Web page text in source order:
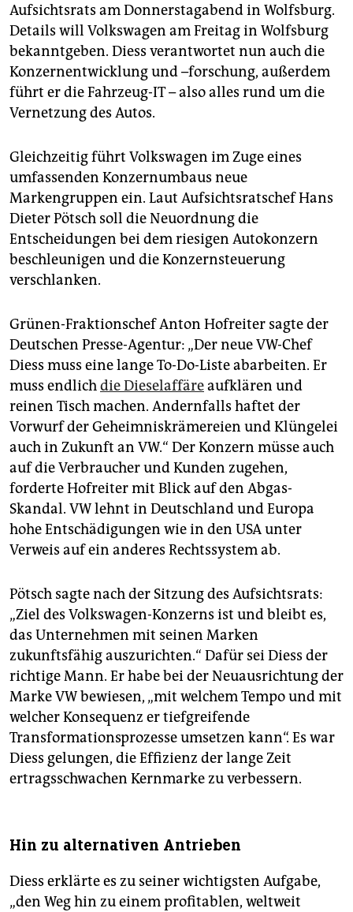
Aufsichtsrats am Donnerstagabend in Wolfsburg.
Details will Volkswagen am Freitag in Wolfsburg
bekanntgeben. Diess verantwortet nun auch die
Konzernentwicklung und –forschung, außerdem
führt er die Fahrzeug-IT – also alles rund um die
Vernetzung des Autos.
Gleichzeitig führt Volkswagen im Zuge eines
umfassenden Konzernumbaus neue
Markengruppen ein. Laut Aufsichtsratschef Hans
Dieter Pötsch soll die Neuordnung die
Entscheidungen bei dem riesigen Autokonzern
beschleunigen und die Konzernsteuerung
verschlanken.
Grünen-Fraktionschef Anton Hofreiter sagte der
Deutschen Presse-Agentur: „Der neue VW-Chef
Diess muss eine lange To-Do-Liste abarbeiten. Er
muss endlichdie Dieselaffäreaufklären und
reinen Tisch machen. Andernfalls haftet der
Vorwurf der Geheimniskrämereien und Klüngelei
auch in Zukunft an VW.“ Der Konzern müsse auch
auf die Verbraucher und Kunden zugehen,
forderte Hofreiter mit Blick auf den Abgas-
Skandal. VW lehnt in Deutschland und Europa
hohe Entschädigungen wie in den USA unter
Verweis auf ein anderes Rechtssystem ab.
Pötsch sagte nach der Sitzung des Aufsichtsrats:
„Ziel des Volkswagen-Konzerns ist und bleibt es,
das Unternehmen mit seinen Marken
zukunftsfähig auszurichten.“ Dafür sei Diess der
richtige Mann. Er habe bei der Neuausrichtung der
Marke VW bewiesen, „mit welchem Tempo und mit
welcher Konsequenz er tiefgreifende
Transformationsprozesse umsetzen kann“. Es war
Diess gelungen, die Effizienz der lange Zeit
ertragsschwachen Kernmarke zu verbessern.
Hin zu alternativen Antrieben
Diess erklärte es zu seiner wichtigsten Aufgabe,
„den Weg hin zu einem profitablen, weltweit